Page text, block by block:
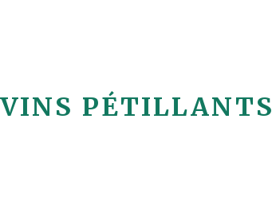
VINS PÉTILLANTS